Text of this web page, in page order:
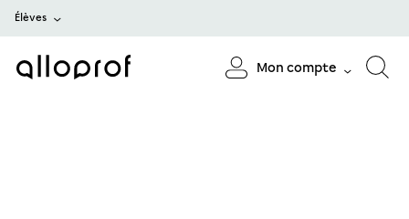
Élèves
Mon compte